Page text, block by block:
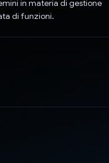
in materia di gestione
di funzioni.